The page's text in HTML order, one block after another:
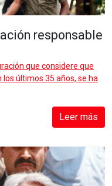
responsable
que considere que
últimos 35 años, se ha
Leer más